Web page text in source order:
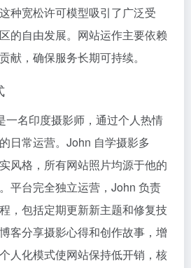
种宽松许可模型吸引了广泛受
的自由发展。网站运作主要依赖
献，确保服务长期可持续。
一名印度摄影师，通过个人热情
日常运营。John 自学摄影多
风格，所有网站照片均源于他的
平台完全独立运营，John 负责
，包括定期更新新主题和修复技
客分享摄影心得和创作故事，增
人化模式使网站保持低开销，核